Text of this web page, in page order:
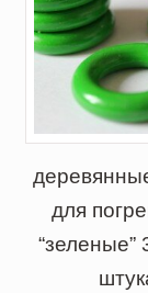
для
“зеленые”